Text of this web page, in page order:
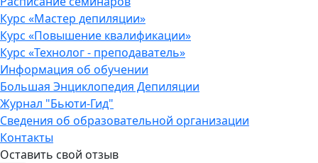
Курс «Мастер депиляции»
Курс «Повышение квалификации»
Курс «Технолог - преподаватель»
Информация об обучении
Большая Энциклопедия Депиляции
Журнал "Бьюти-Гид"
Сведения об образовательной организации
Контакты
Оставить свой отзыв